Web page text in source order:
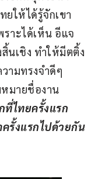
ยให้ได้รู้จักเขา
าะได้เห็น อีแจ
นเชิง ทำให้มีตติ้ง
ามทรงจำดีๆ
มายชื่องาน
ที่ไทยครั้งแรก
รั้งแรกไปด้วยกัน